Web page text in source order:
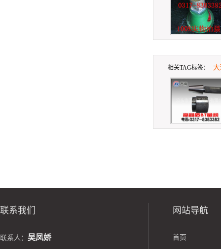
相关TAG标签：
联系我们
联系人： 吴凤娇
网站导航
首页